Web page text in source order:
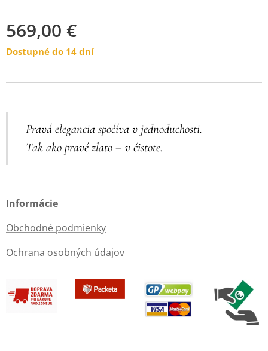
569,00 €
Dostupné do 14 dní
Pravá elegancia spočíva v jednoduchosti.
Tak ako pravé zlato – v čistote.
Informácie
Obchodné podmienky
Ochrana osobných údajov